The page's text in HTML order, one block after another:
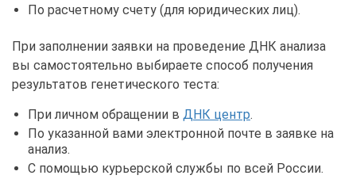
По расчетному счету (для юридических лиц).
При заполнении заявки на проведение ДНК анализа
вы самостоятельно выбираете способ получения
результатов генетического теста:
При личном обращении в ДНК центр.
По указанной вами электронной почте в заявке на
анализ.
С помощью курьерской службы по всей России.